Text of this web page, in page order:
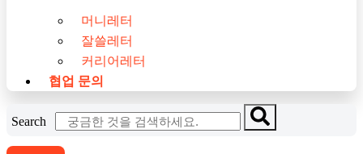
머니레터
잘쓸레터
커리어레터
협업 문의
Search